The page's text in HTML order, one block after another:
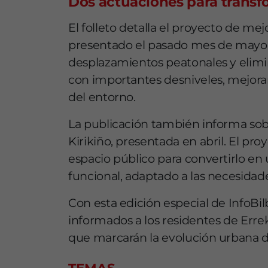
El folleto detalla el proyecto de
presentado el pasado mes de
desplazamientos peatonales y
con importantes desniveles,
del entorno.
La publicación también informa
Kirikiño, presentada en abril. El
espacio público para convertirlo en
funcional, adaptado a las
Con esta edición especial de
informados a los residentes de
que marcarán la evolución urbana